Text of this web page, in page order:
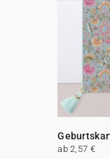
ab 2,57 €